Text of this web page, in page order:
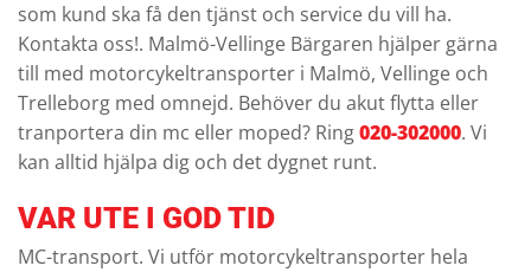
som kund ska få den tjänst och service du vill ha.
Kontakta oss!. Malmö-Vellinge Bärgaren hjälper gärna
till med motorcykeltransporter i Malmö, Vellinge och
Trelleborg med omnejd. Behöver du akut flytta eller
tranportera din mc eller moped? Ring020-302000. Vi
kan alltid hjälpa dig och det dygnet runt.
VAR UTE I GOD TID
MC-transport. Vi utför motorcykeltransporter hela